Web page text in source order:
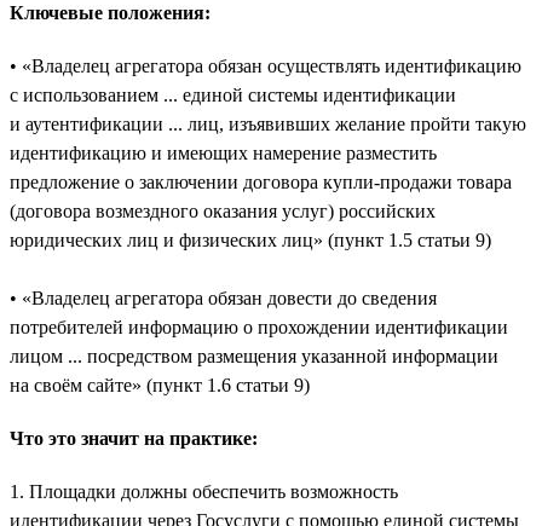
Ключевые положения:
• «Владелец агрегатора обязан осуществлять идентификацию
с использованием ... единой системы идентификации
и аутентификации ... лиц, изъявивших желание пройти такую
идентификацию и имеющих намерение разместить
предложение о заключении договора купли‑продажи товара
(договора возмездного оказания услуг) российских
юридических лиц и физических лиц» (пункт 1.5 статьи 9)
• «Владелец агрегатора обязан довести до сведения
потребителей информацию о прохождении идентификации
лицом ... посредством размещения указанной информации
на своём сайте» (пункт 1.6 статьи 9)
Что это значит на практике:
1. Площадки должны обеспечить возможность
идентификации через Госуслуги с помощью единой системы